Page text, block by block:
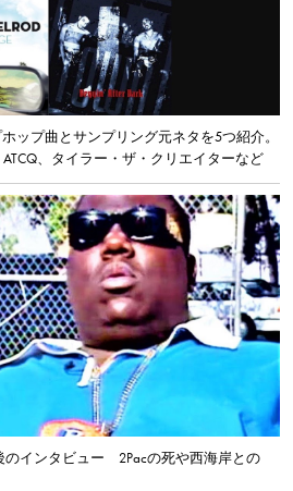
ップ曲とサンプリング元ネタを5つ紹介。
、タイラー・ザ・クリエイターなど
のインタビュー 2Pacの死や西海岸との